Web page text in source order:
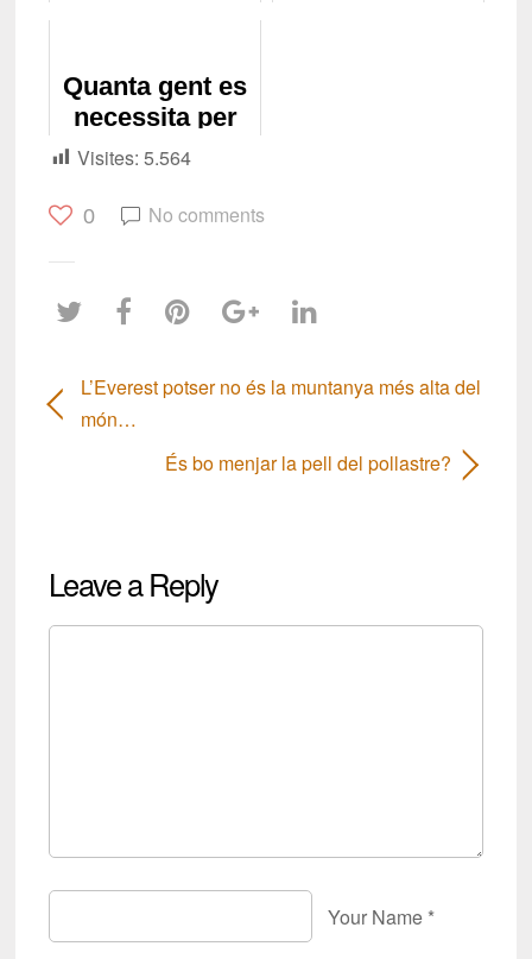
Quanta gent es
necessita per
colonitzar un
Visites: 5.564
0 No comments
L’Everest potser no és la muntanya més alta del
món…
És bo menjar la pell del pollastre?
Leave a Reply
Your Name *